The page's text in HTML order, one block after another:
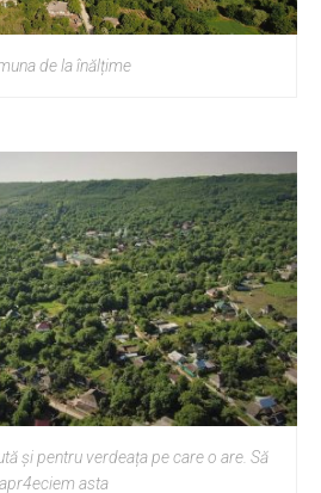
de la înălțime
și pentru verdeața pe care o are. Să
apr4eciem asta